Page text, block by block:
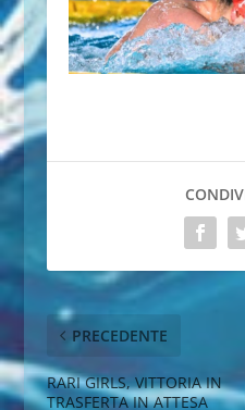
PRECEDENTE
RARI GIRLS, VITTORIA IN
TRASFERTA IN ATTESA